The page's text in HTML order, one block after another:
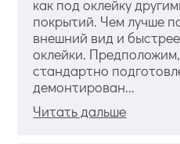
как под оклейку
покрытий. Чем лучше
внешний вид и
оклейки.
стандартно
демонтирован...
Читать дальше